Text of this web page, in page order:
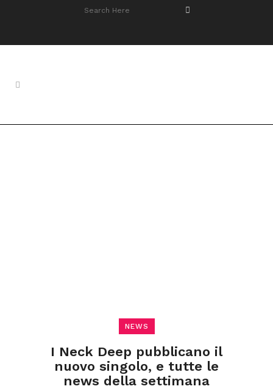
NEWS
I Neck Deep pubblicano il
nuovo singolo, e tutte le
news della settimana